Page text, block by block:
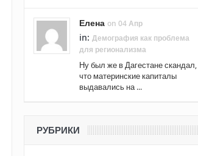
Елена on 04 Апр
in: Демография как проблема
для регионализма
Ну был же в Дагестане скандал,
что материнские капиталы
выдавались на ...
РУБРИКИ